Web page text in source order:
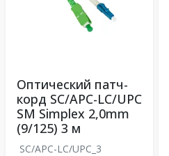
Оптический патч-
корд SC/APC-LC/UPC
SM Simplex 2,0mm
(9/125) 3 м
SC/APC-LC/UPC_3